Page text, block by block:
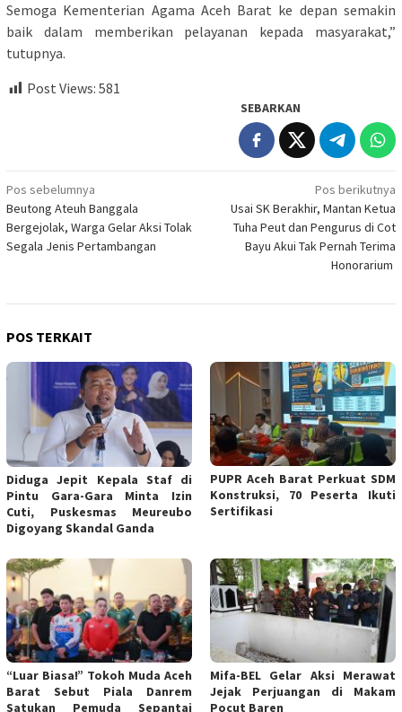
Semoga Kementerian Agama Aceh Barat ke depan semakin
baik dalam memberikan pelayanan kepada masyarakat,”
tutupnya.
Post Views: 581
SEBARKAN
Navigasi
pos
Pos sebelumnya
Beutong Ateuh Banggala
Bergejolak, Warga Gelar Aksi Tolak
Segala Jenis Pertambangan
Pos berikutnya
Usai SK Berakhir, Mantan Ketua
Tuha Peut dan Pengurus di Cot
Bayu Akui Tak Pernah Terima
Honorarium
POS TERKAIT
Diduga Jepit Kepala Staf di
Pintu Gara-Gara Minta Izin
Cuti, Puskesmas Meureubo
Digoyang Skandal Ganda
PUPR Aceh Barat Perkuat SDM
Konstruksi, 70 Peserta Ikuti
Sertifikasi
“Luar Biasa!” Tokoh Muda Aceh
Barat Sebut Piala Danrem
Satukan Pemuda Sepantai
Mifa-BEL Gelar Aksi Merawat
Jejak Perjuangan di Makam
Pocut Baren